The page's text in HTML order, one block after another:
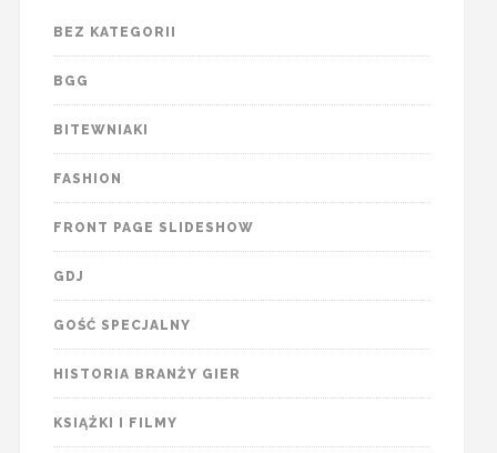
BEZ KATEGORII
BGG
BITEWNIAKI
FASHION
FRONT PAGE SLIDESHOW
GDJ
GOŚĆ SPECJALNY
HISTORIA BRANŻY GIER
KSIĄŻKI I FILMY